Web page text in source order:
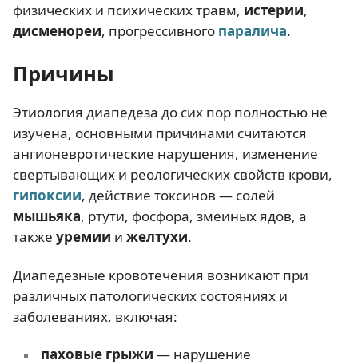
физических и психических травм, истерии,
дисменореи, прогрессивного паралича.
Причины
Этиология диапедеза до сих пор полностью не
изучена, основными причинами считаются
ангионевротические нарушения, изменение
свертывающих и реологических свойств крови,
гипоксии, действие токсинов — солей
мышьяка, ртути, фосфора, змеиных ядов, а
также уремии и желтухи.
Диапедезные кровотечения возникают при
различных патологических состояниях и
заболеваниях, включая:
паховые грыжи — нарушение